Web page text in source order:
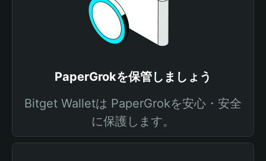
PaperGrokを保管しましょう
Bitget Walletは PaperGrokを安心・安全
に保護します。